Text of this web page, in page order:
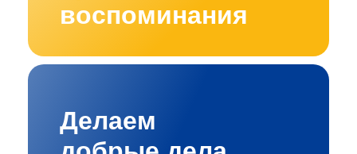
воспоминания
Делаем